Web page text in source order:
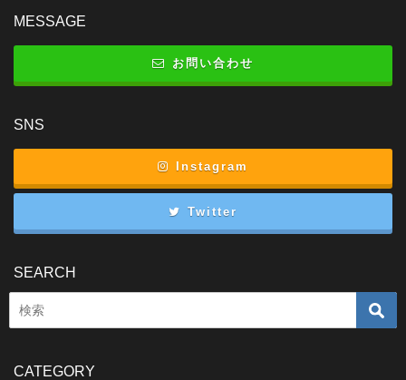
MESSAGE
お問い合わせ
SNS
Instagram
Twitter
SEARCH
CATEGORY